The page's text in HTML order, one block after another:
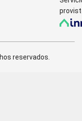
reservados.